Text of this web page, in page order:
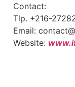
Contact:
Tlp. +216-
Email:
Website: